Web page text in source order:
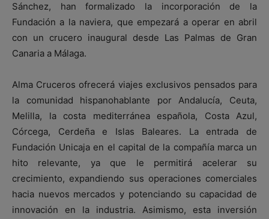
Sánchez, han formalizado la incorporación de la
Fundación a la naviera, que empezará a operar en abril
con un crucero inaugural desde Las Palmas de Gran
Canaria a Málaga.
Alma Cruceros ofrecerá viajes exclusivos pensados para
la comunidad hispanohablante por Andalucía, Ceuta,
Melilla, la costa mediterránea española, Costa Azul,
Córcega, Cerdeña e Islas Baleares. La entrada de
Fundación Unicaja en el capital de la compañía marca un
hito relevante, ya que le permitirá acelerar su
crecimiento, expandiendo sus operaciones comerciales
hacia nuevos mercados y potenciando su capacidad de
innovación en la industria. Asimismo, esta inversión